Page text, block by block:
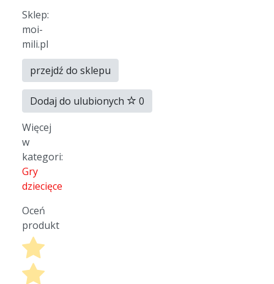
Sklep:
moi-
mili.pl
przejdź do sklepu
Dodaj do ulubionych
0
Więcej
w
kategori:
Gry
dziecięce
Oceń
produkt